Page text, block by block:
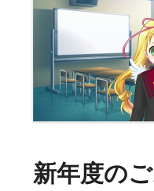
新年度の